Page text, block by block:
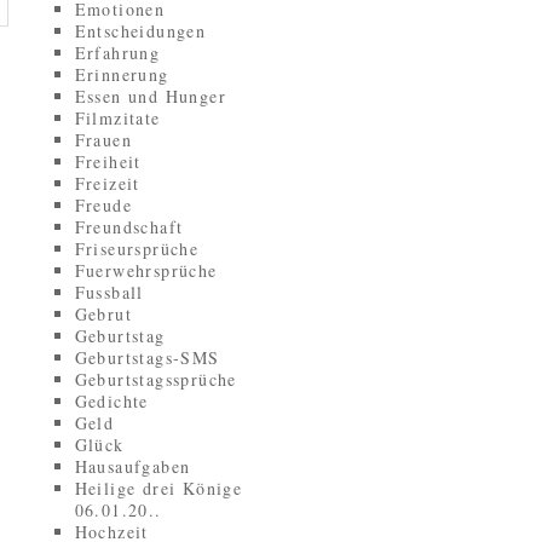
Emotionen
Entscheidungen
Erfahrung
Erinnerung
Essen und Hunger
Filmzitate
Frauen
Freiheit
Freizeit
Freude
Freundschaft
Friseursprüche
Fuerwehrsprüche
Fussball
Gebrut
Geburtstag
Geburtstags-SMS
Geburtstagssprüche
Gedichte
Geld
Glück
Hausaufgaben
Heilige drei Könige
06.01.20..
Hochzeit